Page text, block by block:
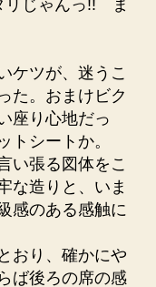
リじゃんっ!! ま
ケツが、迷うこ
た。おまけビク
座り心地だっ
トシートか。
い張る図体をこ
な造りと、いま
感のある感触に
おり、確かにや
ば後ろの席の感